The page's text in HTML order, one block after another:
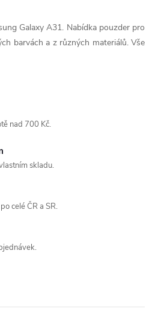
Galaxy A31. Nabídka pouzder pro
barvách a z různých materiálů. Vše
nad 700 Kč.
skladu.
celé ČR a SR.